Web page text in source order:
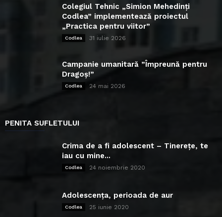
Colegiul Tehnic „Simion Mehedinți
Codlea” implementează proiectul
„Practica pentru viitor”
Codlea 31 iulie 2026
Campanie umanitară ”Împreună pentru
Dragoș!”
Codlea 24 mai 2026
PENITA SUFLETULUI
Crima de a fi adolescent – Tinerețe, te
iau cu mine...
Codlea 24 noiembrie 2020
Adolescența, perioada de aur
Codlea 25 iunie 2020